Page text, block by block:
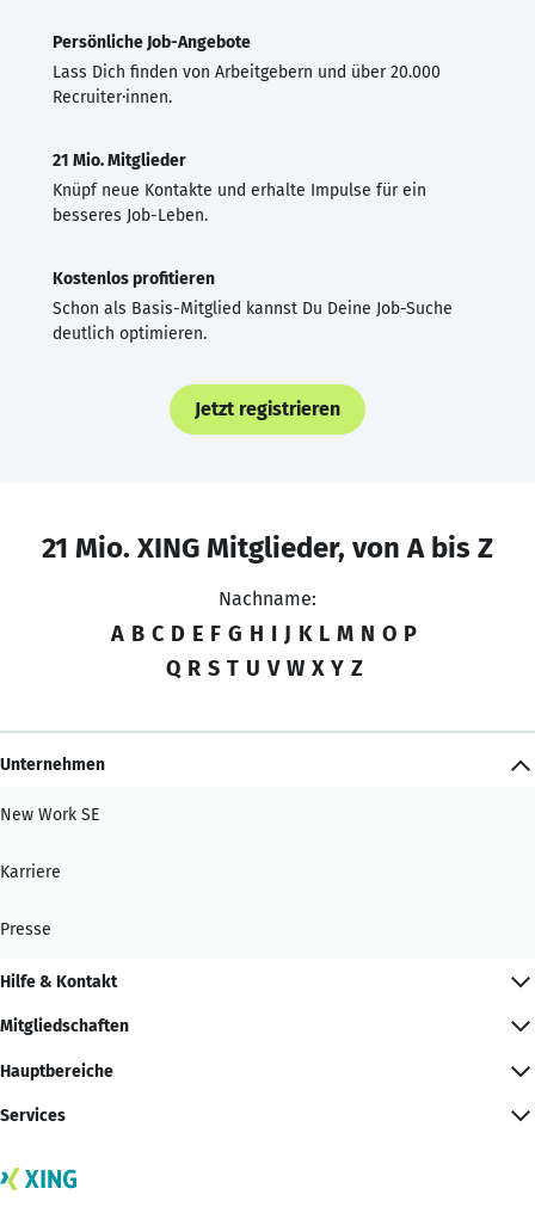
Persönliche Job-Angebote
Lass Dich finden von Arbeitgebern und über 20.000
Recruiter·innen.
21 Mio. Mitglieder
Knüpf neue Kontakte und erhalte Impulse für ein
besseres Job-Leben.
Kostenlos profitieren
Schon als Basis-Mitglied kannst Du Deine Job-Suche
deutlich optimieren.
Jetzt registrieren
21 Mio. XING Mitglieder, von A bis Z
Nachname:
A B C D E F G H I J K L M N O P
Q R S T U V W X Y Z
Unternehmen
New Work SE
Karriere
Presse
Hilfe & Kontakt
Mitgliedschaften
Hauptbereiche
Services